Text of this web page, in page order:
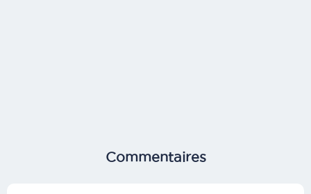
Commentaires